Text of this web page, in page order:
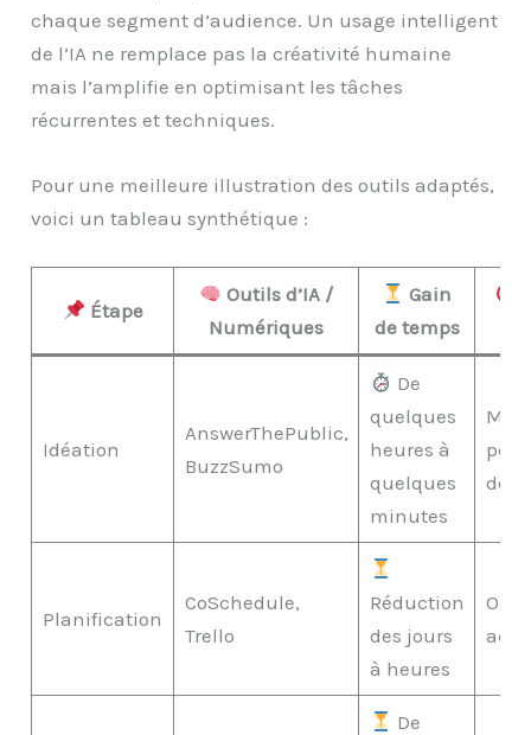
chaque segment d’audience. Un usage intelligent
de l’IA ne remplace pas la créativité humaine
mais l’amplifie en optimisant les tâches
récurrentes et techniques.
Pour une meilleure illustration des outils adaptés,
voici un tableau synthétique :
Étape
Outils d’IA /
Numériques
Gain
de temps
Idéation
AnswerThePublic,
BuzzSumo
De
quelques
heures à
quelques
minutes
des
Planification
CoSchedule,
Trello
Réduction
des jours
à heures
De